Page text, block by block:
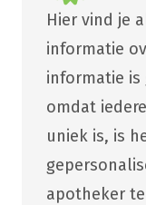
Hier vind je
informatie
informatie is
omdat
uniek is, is
apotheker